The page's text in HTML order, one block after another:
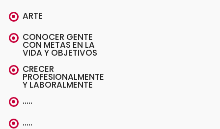
ARTE
CONOCER GENTE
CON METAS EN LA
VIDA Y OBJETIVOS
CRECER
PROFESIONALMENTE
Y LABORALMENTE
…..
…..